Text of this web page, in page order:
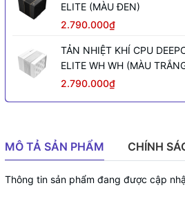
ELITE (MÀU ĐEN)
2.790.000₫
TẢN NHIỆT KHÍ CPU
ELITE WH WH (MÀU
2.790.000₫
MÔ TẢ SẢN PHẨM CHÍNH
Thông tin sản phẩm đang được cập